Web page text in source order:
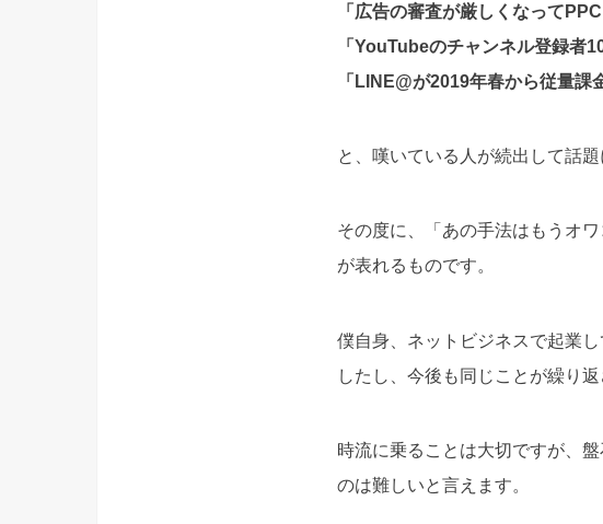
「広告の審査が厳しくなって
「YouTubeのチャンネル登録者
「LINE@が2019年春から従量課
と、嘆いている人が続出して話題
その度に、「あの手法はもうオ
が表れるものです。
僕自身、ネットビジネスで起業
したし、今後も同じことが繰り返
時流に乗ることは大切ですが、
のは難しいと言えます。